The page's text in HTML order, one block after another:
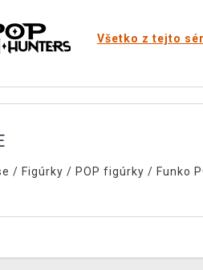
Všetko z tejto
/ Figúrky / POP figúrky / Funko